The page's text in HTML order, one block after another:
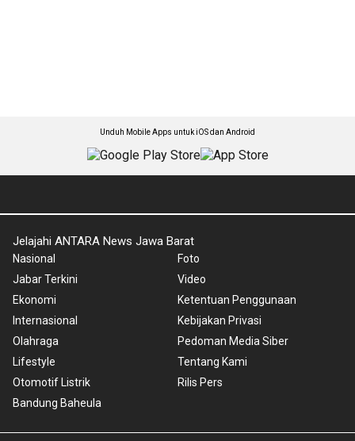
Unduh Mobile Apps untuk iOS dan Android
Jelajahi ANTARA News Jawa Barat
Nasional
Jabar Terkini
Ekonomi
Internasional
Olahraga
Lifestyle
Otomotif Listrik
Bandung Baheula
Foto
Video
Ketentuan Penggunaan
Kebijakan Privasi
Pedoman Media Siber
Tentang Kami
Rilis Pers